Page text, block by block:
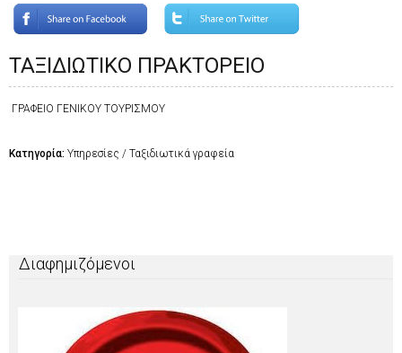
ΤΑΞΙΔΙΩΤΙΚΟ ΠΡΑΚΤΟΡΕΙΟ
ΓΡΑΦΕΙΟ ΓΕΝΙΚΟΥ ΤΟΥΡΙΣΜΟΥ
Κατηγορία: Υπηρεσίες / Ταξιδιωτικά γραφεία
Διαφημιζόμενοι